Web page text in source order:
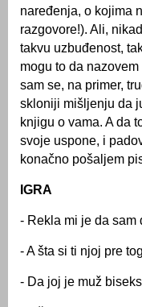
naređenja, o kojima
razgovore!). Ali,
takvu uzbuđenost,
mogu to da
sam se, na primer,
skloniji mišljenju da
knjigu o vama. A da
svoje uspone, i
konačno pošaljem
IGRA
- Rekla mi je da sam
- A šta si ti njoj pre
- Da joj je muž